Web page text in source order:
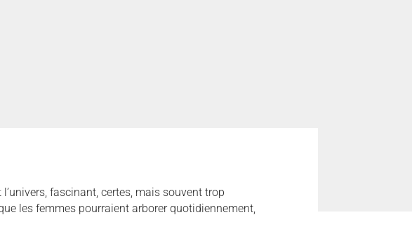
fascinant, certes, mais souvent trop
les femmes pourraient arborer quotidiennement,